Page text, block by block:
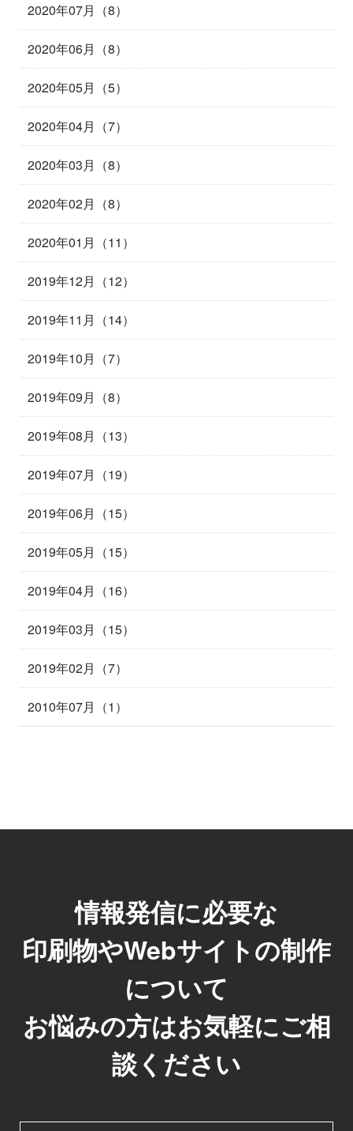
2020年07月（8）
2020年06月（8）
2020年05月（5）
2020年04月（7）
2020年03月（8）
2020年02月（8）
2020年01月（11）
2019年12月（12）
2019年11月（14）
2019年10月（7）
2019年09月（8）
2019年08月（13）
2019年07月（19）
2019年06月（15）
2019年05月（15）
2019年04月（16）
2019年03月（15）
2019年02月（7）
2010年07月（1）
情報発信に必要な
印刷物やWebサイトの制作
について
お悩みの方はお気軽にご相
談ください